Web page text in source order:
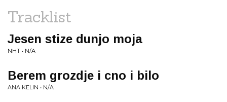
Tracklist
Jesen stize dunjo moja
NHT • N/A
Berem grozdje i cno i bilo
ANA KELIN • N/A